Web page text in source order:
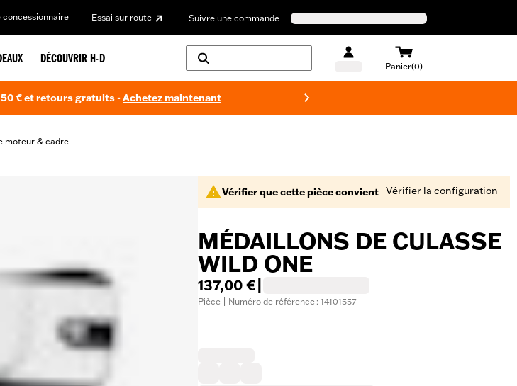
concessionnaire Essai sur route Suivre une commande
DÉCOUVRIR H-D
Panier(0)
€ et retours gratuits -Achetez maintenant
moteur & cadre
Vérifier que cette pièce convient Vérifier la configuration
MÉDAILLONS DE CULASSE
WILD ONE
137,00 €
Pièce | Numéro de référence : 14101557